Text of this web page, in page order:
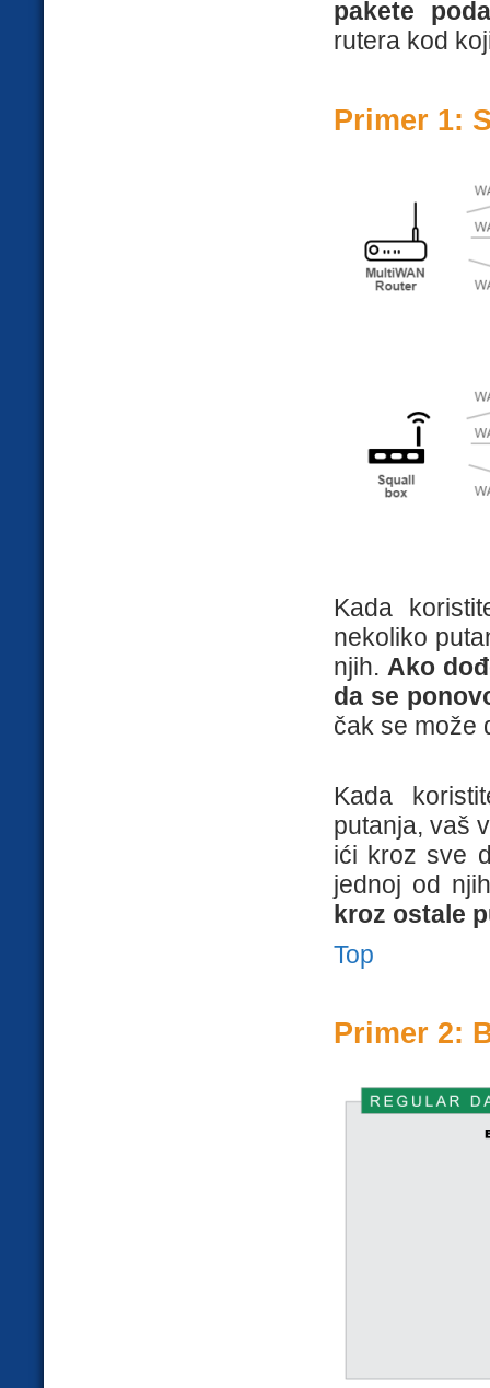
pakete
rutera kod
Primer 1:
Kada
nekoliko
njih.Ako
da se
čak se može
Kada
putanja, vaš
ići kroz sve
jednoj od
kroz ostale
Top
Primer 2: